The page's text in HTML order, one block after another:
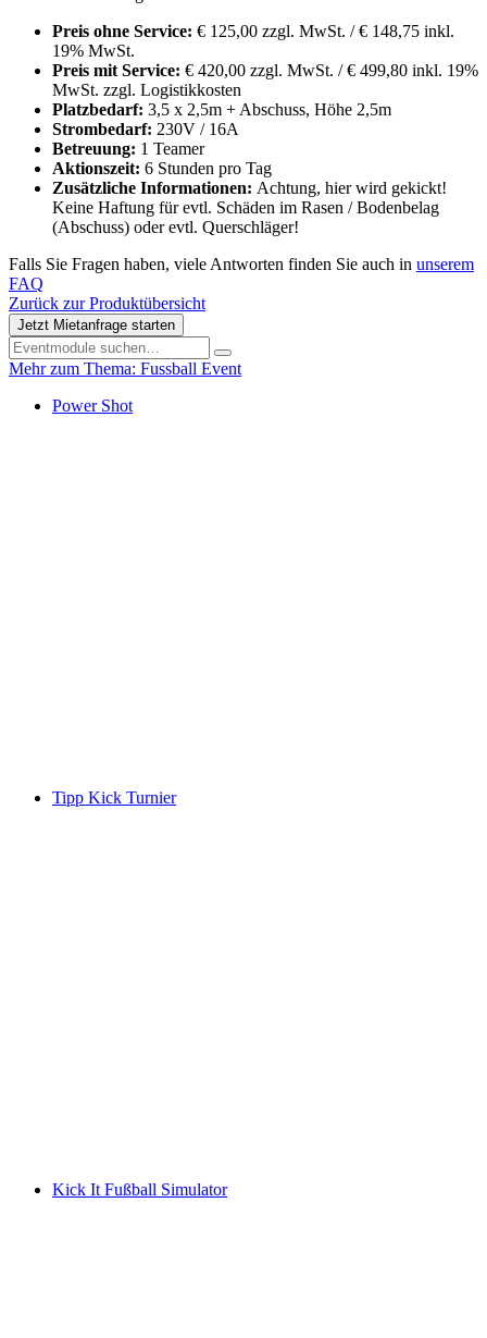
Preis ohne Service: € 125,00 zzgl. MwSt. / € 148,75 inkl.
19% MwSt.
Preis mit Service: € 420,00 zzgl. MwSt. / € 499,80 inkl. 19%
MwSt. zzgl. Logistikkosten
Platzbedarf: 3,5 x 2,5m + Abschuss, Höhe 2,5m
Strombedarf: 230V / 16A
Betreuung: 1 Teamer
Aktionszeit: 6 Stunden pro Tag
Zusätzliche Informationen: Achtung, hier wird gekickt!
Keine Haftung für evtl. Schäden im Rasen / Bodenbelag
(Abschuss) oder evtl. Querschläger!
Falls Sie Fragen haben, viele Antworten finden Sie auch in unserem
FAQ
Zurück zur Produktübersicht
Jetzt Mietanfrage starten
Mehr zum Thema: Fussball Event
Power Shot
Tipp Kick Turnier
Kick It Fußball Simulator